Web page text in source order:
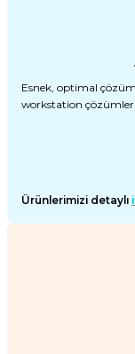
Esnek, optimal
workstation
Ürünlerimizi detaylı